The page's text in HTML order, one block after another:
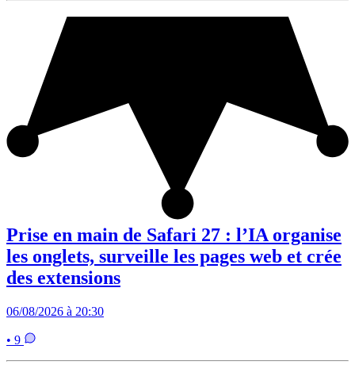
Prise en main de Safari 27 : l’IA organise
les onglets, surveille les pages web et crée
des extensions
06/08/2026 à 20:30
• 9